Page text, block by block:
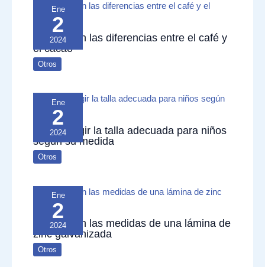
Ene
2
2024
Cuáles son las diferencias entre el café y
el cacao
Otros
Ene
2
2024
Cómo elegir la talla adecuada para niños
según su medida
Otros
Ene
2
2024
Cuáles son las medidas de una lámina de
zinc galvanizada
Otros